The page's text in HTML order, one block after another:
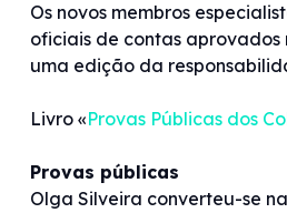
Os novos membros
oficiais de contas
uma edição da
Livro «Provas Públicas dos
Provas públicas
Olga Silveira converteu-se